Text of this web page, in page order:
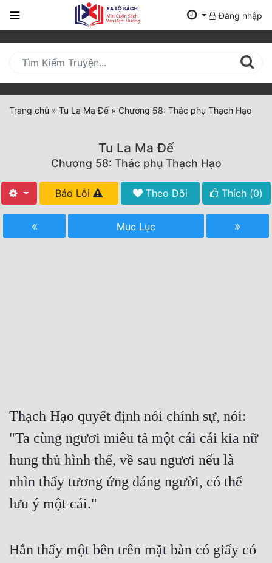
Trang
Mới
Cập
Nhật
(current)
Tất Cả
Truyện ngắn
Xa Lộ Dịch
Cung Đấu
Cạnh Kỹ
Cổ Đại
Đăng nhập
Trang chủ » Tu La Ma Đế » Chương 58: Thác phụ Thạch Hạo
Tu La Ma Đế
Chương 58: Thác phụ Thạch Hạo
Báo Lỗi Theo Dõi Thích (0)
Mục Lục
Thạch Hạo quyết định nói chính sự, nói:
"Ta cùng ngươi miêu tả một cái cái kia nữ
hung thủ hình thể, về sau ngươi nếu là
nhìn thấy tương ứng dáng người, có thể
lưu ý một cái."
Hắn thấy một bên trên mặt bàn có giấy có